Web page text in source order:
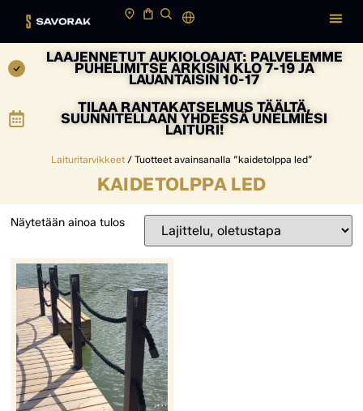
LAAJENNETUT AUKIOLOAJAT: PALVELEMME
PUHELIMITSE ARKISIN KLO 7-19 JA
LAUANTAISIN 10-17
TILAA RANTAKATSELMUS TÄÄLTÄ,
SUUNNITELLAAN YHDESSÄ UNELMIESI
LAITURI!
Laituritarvikkeet/ Tuotteet avainsanalla “kaidetolppa led”
KAIDETOLPPA LED
Näytetään ainoa tulos